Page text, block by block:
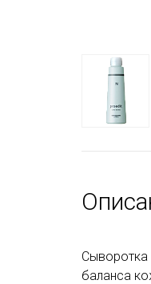
Сыворотка
баланса